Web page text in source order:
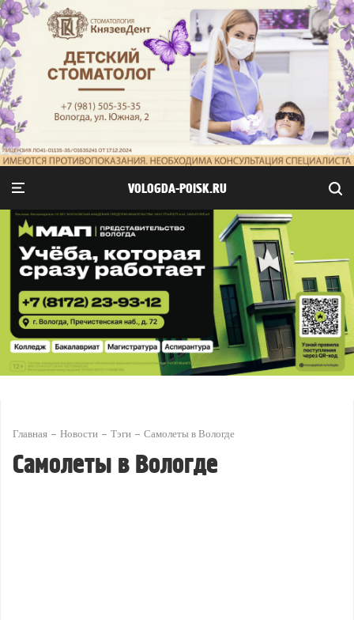
VOLOGDA-POISK.RU
Главная Новости Тэги Самолеты в Вологде
Самолеты в Вологде